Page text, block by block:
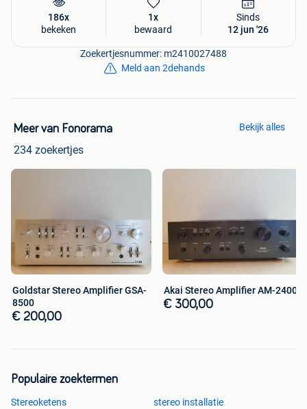
186x
bekeken
1x
bewaard
Sinds
12 jun '26
Zoekertjesnummer: m2410027488
Meld aan 2dehands
Meer van Fonorama
234 zoekertjes
Bekijk alles
Goldstar Stereo Amplifier GSA-
8500
€ 200,00
Akai Stereo Amplifier AM-2400
€ 300,00
Populaire zoektermen
Stereoketens
stereo installatie